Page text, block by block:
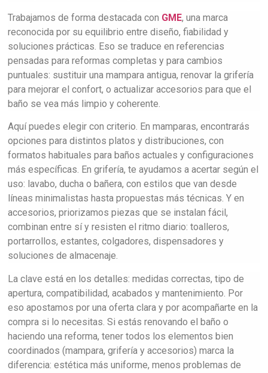
Trabajamos de forma destacada con GME, una marca
reconocida por su equilibrio entre diseño, fiabilidad y
soluciones prácticas. Eso se traduce en referencias
pensadas para reformas completas y para cambios
puntuales: sustituir una mampara antigua, renovar la grifería
para mejorar el confort, o actualizar accesorios para que el
baño se vea más limpio y coherente.
Aquí puedes elegir con criterio. En mamparas, encontrarás
opciones para distintos platos y distribuciones, con
formatos habituales para baños actuales y configuraciones
más específicas. En grifería, te ayudamos a acertar según el
uso: lavabo, ducha o bañera, con estilos que van desde
líneas minimalistas hasta propuestas más técnicas. Y en
accesorios, priorizamos piezas que se instalan fácil,
combinan entre sí y resisten el ritmo diario: toalleros,
portarrollos, estantes, colgadores, dispensadores y
soluciones de almacenaje.
La clave está en los detalles: medidas correctas, tipo de
apertura, compatibilidad, acabados y mantenimiento. Por
eso apostamos por una oferta clara y por acompañarte en la
compra si lo necesitas. Si estás renovando el baño o
haciendo una reforma, tener todos los elementos bien
coordinados (mampara, grifería y accesorios) marca la
diferencia: estética más uniforme, menos problemas de